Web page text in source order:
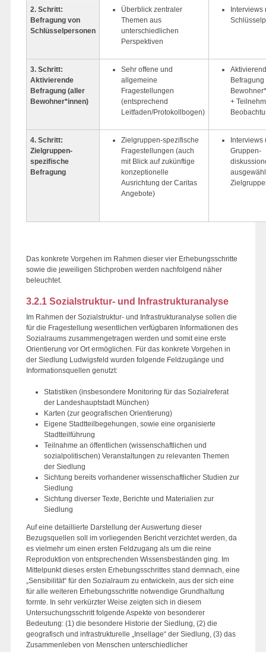
2. Schritt:
Befragung von
Schlüsselpersonen
Überblick zentraler
Themen aus
unterschiedlichen
Perspektiven
Interviews
3. Schritt:
Aktivierende
Befragung (aller
Bewohner*innen)
Sehr offene und
allgemeine
Fragestellungen
(entsprechend
Leitfaden/Protokollbogen)
+
4. Schritt:
Zielgruppen-
spezifische
Befragung
Zielgruppen-spezifische
Fragestellungen (auch
mit Blick auf zukünftige
konzeptionelle
Ausrichtung der Caritas
Angebote)
Interviews
Gruppen-
Das konkrete Vorgehen im Rahmen dieser vier Erhebungsschritte
sowie die jeweiligen Stichproben werden nachfolgend näher
beleuchtet.
3.2.1 Sozialstruktur- und Infrastrukturanalyse
Im Rahmen der Sozialstruktur- und Infrastrukturanalyse sollen die
für die Fragestellung wesentlichen verfügbaren Informationen des
Sozialraums zusammengetragen werden und somit eine erste
Orientierung vor Ort ermöglichen. Für das konkrete Vorgehen in
der Siedlung Ludwigsfeld wurden folgende Feldzugänge und
Informationsquellen genutzt:
Statistiken (insbesondere Monitoring für das Sozialreferat
der Landeshauptstadt München)
Karten (zur geografischen Orientierung)
Eigene Stadtteilbegehungen, sowie eine organisierte
Stadtteilführung
Teilnahme an öffentlichen (wissenschaftlichen und
sozialpolitischen) Veranstaltungen zu relevanten Themen
der Siedlung
Sichtung bereits vorhandener wissenschaftlicher Studien zur
Siedlung
Sichtung diverser Texte, Berichte und Materialien zur
Siedlung
Auf eine detaillierte Darstellung der Auswertung dieser
Bezugsquellen soll im vorliegenden Bericht verzichtet werden, da
es vielmehr um einen ersten Feldzugang als um die reine
Reproduktion von entsprechenden Wissensbeständen ging. Im
Mittelpunkt dieses ersten Erhebungsschrittes stand demnach, eine
„Sensibilität“ für den Sozialraum zu entwickeln, aus der sich eine
für alle weiteren Erhebungsschritte notwendige Grundhaltung
formte. In sehr verkürzter Weise zeigten sich in diesem
Untersuchungsschritt folgende Aspekte von besonderer
Bedeutung: (1) die besondere Historie der Siedlung, (2) die
geografisch und infrastrukturelle „Insellage“ der Siedlung, (3) das
Zusammenleben von Menschen unterschiedlicher